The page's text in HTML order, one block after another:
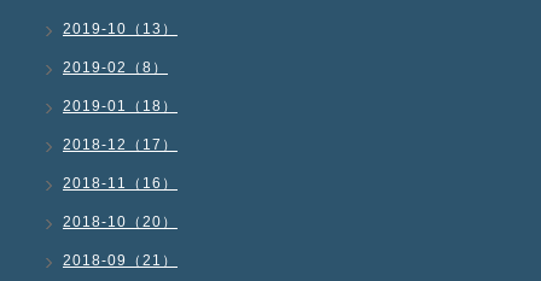
2019-10（13）
2019-02（8）
2019-01（18）
2018-12（17）
2018-11（16）
2018-10（20）
2018-09（21）